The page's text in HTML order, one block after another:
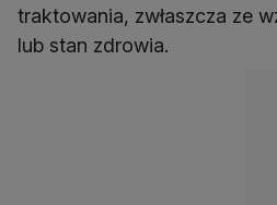
traktowania, zwłaszcza ze
lub stan zdrowia.